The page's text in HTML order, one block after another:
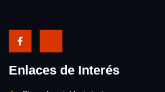
Enlaces de Interés